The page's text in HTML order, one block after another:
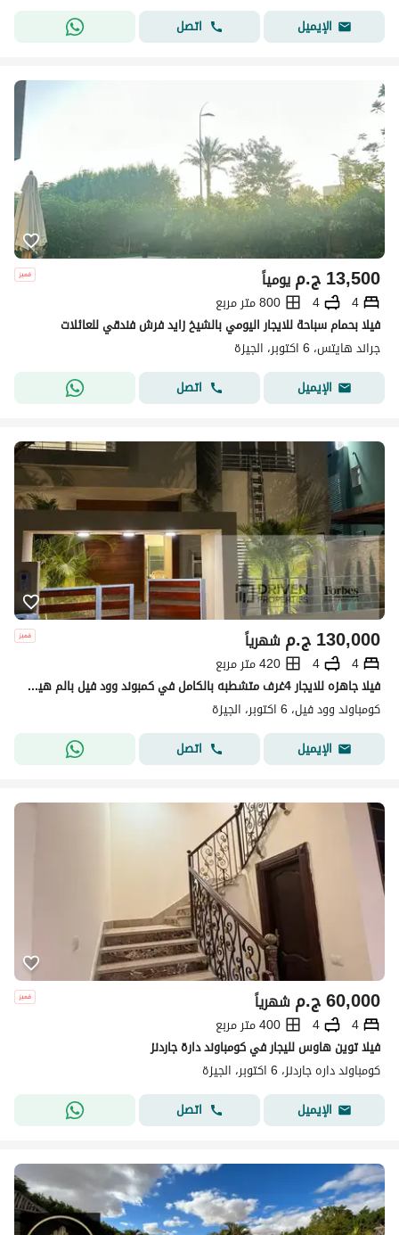
الإيميل
اتصل
ج.م13,500 يومياً
4
4
800 متر مربع
فيلا بحمام سباحة للايجار اليومي بالشيخ زايد فرش فندقي للعائلات
جراند هايتس، 6 اكتوبر، الجيزة
الإيميل
اتصل
ج.م130,000 شهرياً
4
4
420 متر مربع
فيلا جاهزه للايجار 4غرف متشطبه بالكامل في كمبوند وود فيل بالم هيلز Woodville Compound Palm Hills جولف اكستينشن 6اكتوبر الجيزه
كومباوند وود فيل، 6 اكتوبر، الجيزة
الإيميل
اتصل
ج.م60,000 شهرياً
4
4
400 متر مربع
فيلا توين هاوس لليجار في كومباوند دارة جاردنز
كومباوند داره جاردنز، 6 اكتوبر، الجيزة
الإيميل
اتصل